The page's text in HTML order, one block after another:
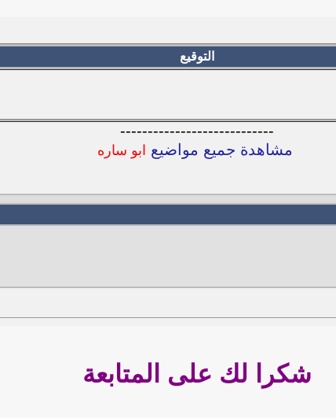
التوقيع
----------------------------
مشاهدة جميع مواضيع
ابو ساره
شكرا لك على المتابعة